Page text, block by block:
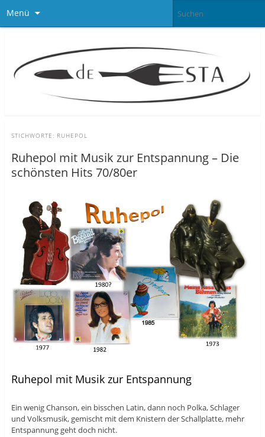
Menü
STICHWORTE: RUHEPOL
Ruhepol mit Musik zur Entspannung – Die
schönsten Hits 70/80er
Ruhepol mit Musik zur Entspannung
Ein wenig Chanson, ein bisschen Latin, dann noch Polka, Schlager
und Volksmusik, gemischt mit dem Knistern der Schallplatte, mehr
Entspannung geht doch nicht.